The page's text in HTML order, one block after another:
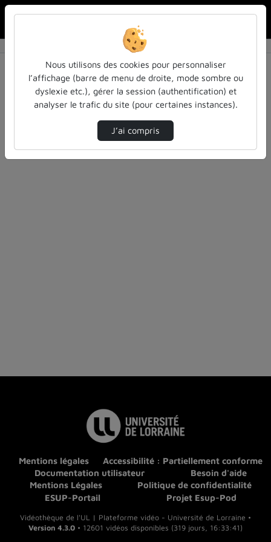
0 vidéo trouvée
Audio Vidéo Statistiques de vues
Direction de tri
Désolé, aucune vidéo trouvée.
Mentions légales
Accessibilité : Partiellement conforme
Documentation utilisateur
Besoin d'aide
Mentions Légales
Politique de confidentialité
ESUP-Portail
Projet Esup-Pod
Vidéothèque de l'UL | Plateforme vidéo - Université de Lorraine •
Version 4.3.0 • 12601 vidéos disponibles (319 jours, 16:33:41)
Nous utilisons des cookies pour personnaliser
l’affichage (barre de menu de droite, mode sombre ou
dyslexie etc.), gérer la session (authentification) et
analyser le trafic du site (pour certaines instances).
J’ai compris